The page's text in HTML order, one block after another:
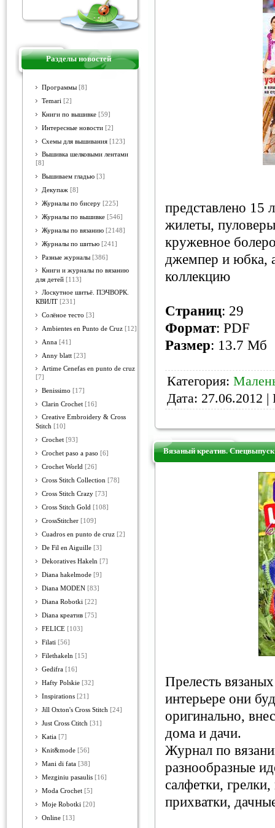
Разделы новостей
Программы [8]
Temari [2]
Книги по вышивке [59]
Интересные новости [2]
Схемы для вышивания [123]
Вышивка шелковыми лентами
[8]
Вышиваем гладью [3]
Декупаж [8]
Журналы по бисеру [225]
Журналы по вышивке [546]
Журналы по вязанию [2148]
Журналы по шитью [241]
Разные журналы [386]
Книги и журналы по вязанию
для детей [113]
Лоскутное шитьё. ПЭЧВОРК.
КВИЛТ [231]
Солёное тесто [3]
Ambientes en Punto de Cruz [12]
Anna [41]
Anny blatt [23]
Artime Cenefas en punto de cruz
[7]
Benissimo [17]
Clarin Crochet [16]
Creative Embroidery & Cross
Stitch [10]
Crochet [93]
Crochet paso a paso [6]
Crochet World [26]
Cross Stitch Collection [78]
Cross Stitch Crazy [73]
Cross Stitch Gold [108]
CrossStitcher [109]
Cuadros en punto de cruz [2]
De Fil en Aiguille [3]
Dekoratives Hakeln [7]
Diana hakelmode [9]
Diana MODEN [83]
Diana Robotki [22]
Diana креатив [75]
FELICE [103]
Filati [56]
Filethakeln [15]
Gedifra [16]
Hafty Polskie [32]
Inspirations [21]
Jill Oxton's Cross Stitch [24]
Just Cross Ctitch [31]
Katia [7]
Knit&mode [56]
Mani di fata [38]
Mezginiu pasaulis [16]
Moda Crochet [5]
Moje Robotki [20]
Online [13]
представлено 15
жилеты,
кружевное
джемпер и юбка,
коллекцию
Страниц: 29
Формат: PDF
Размер: 13.7 Мб
Категория:
Дата: 27.06.2012 |
Вязаный креатив.
Прелесть
интерьере они
оригинально,
дома и дачи.
Журнал по
разнообразные
салфетки,
прихватки,